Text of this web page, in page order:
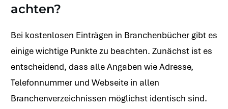
achten?
Bei kostenlosen Einträgen in Branchenbücher gibt es
einige wichtige Punkte zu beachten. Zunächst ist es
entscheidend, dass alle Angaben wie Adresse,
Telefonnummer und Webseite in allen
Branchenverzeichnissen möglichst identisch sind.